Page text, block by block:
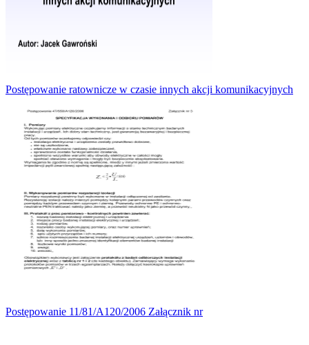
Postępowanie ratownicze w czasie innych akcji komunikacyjnych
Postępowanie 11/81/A120/2006 Załącznik nr